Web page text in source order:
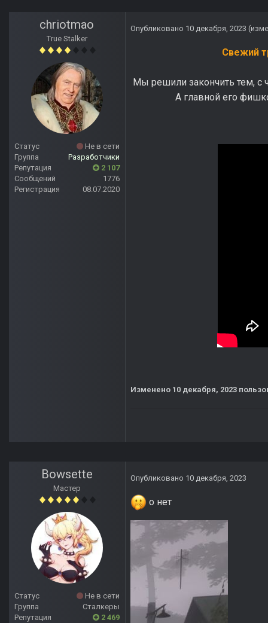
chriotmao
True Stalker
Статус
Не в сети
Группа
Разработчики
Репутация
2 107
Сообщений
1776
Регистрация
08.07.2020
Опубликовано 10 декабря, 2023
Свежий
Мы решили закончить тем, с
А главной его
Изменено 10 декабря, 2023
Bowsette
Мастер
Статус
Не в сети
Группа
Сталкеры
Репутация
2 469
Опубликовано 10 декабря, 2023
о нет